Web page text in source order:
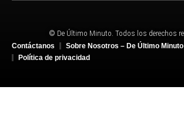
© De Último Minuto. Todos los derechos
Contáctanos
Sobre Nosotros – De Último Minuto
Política de privacidad